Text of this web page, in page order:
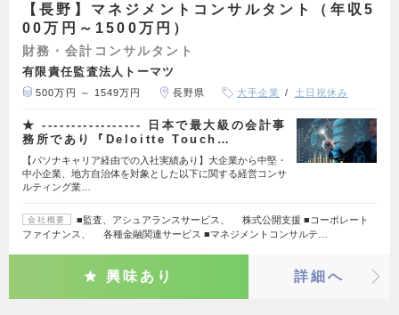
【長野】マネジメントコンサルタント（年収5
00万円～1500万円）
財務・会計コンサルタント
有限責任監査法人トーマツ
500万円 ～ 1549万円 長野県 大手企業 土日祝休み
★ ----------------- 日本で最大級の会計事
務所であり『Deloitte Touch…
【パソナキャリア経由での入社実績あり】大企業から中堅・
中小企業、地方自治体を対象とした以下に関する経営コンサ
ルティング業…
会社概要
■監査、アシュアランスサービス、 株式公開支援 ■コーポレート
ファイナンス、 各種金融関連サービス ■マネジメントコンサルテ…
興味あり 詳細へ